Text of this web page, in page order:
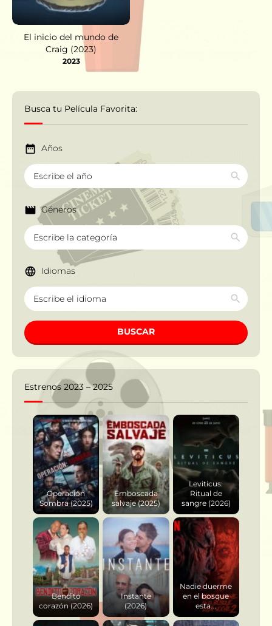
El inicio del mundo de
Craig (2023)
2023
Busca tu Película Favorita:
Años
Géneros
Idiomas
BUSCAR
Estrenos 2023 – 2025
Operación
Sombra (2025)
Emboscada
salvaje (2025)
Leviticus:
Ritual de
sangre (2026)
Bendito
corazón (2026)
Instante
(2026)
Nadie duerme
en el bosque
esta...